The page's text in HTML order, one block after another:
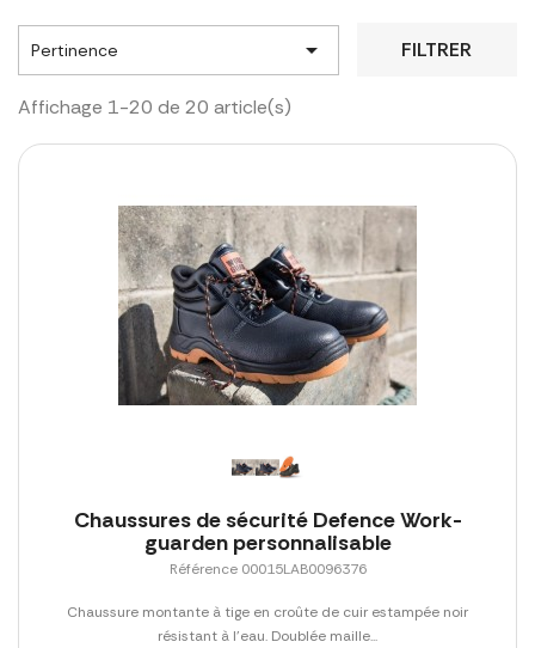
Pertinence  FILTRER
Affichage 1-20 de 20 article(s)
Chaussures de sécurité Defence Work-
guarden personnalisable
Référence 00015LAB0096376
Chaussure montante à tige en croûte de cuir estampée noir
résistant à l'eau. Doublée maille...